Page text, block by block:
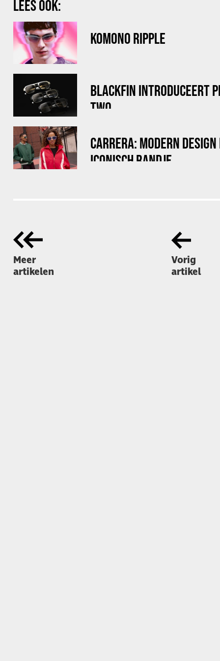
LEES OOK:
KOMONO RIPPLE
BLACKFIN INTRODUCEERT
TWO
CARRERA: MODERN
ICONISCH RANDJE
Meer
artikelen
Vorig
artikel